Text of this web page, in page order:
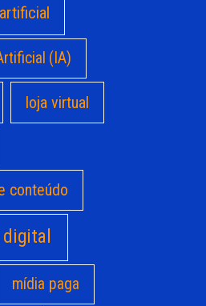
(IA)
loja virtual
conteúdo
mídia paga